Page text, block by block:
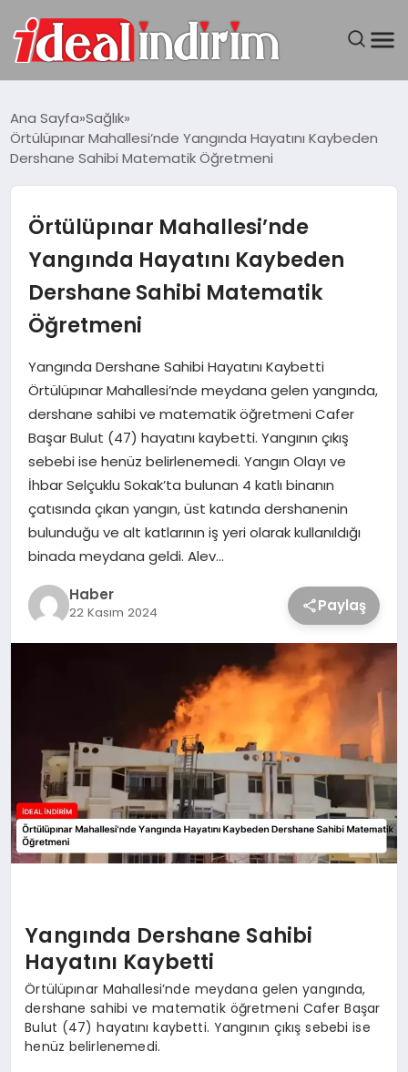
BILGISAYAR
TEKNOLOJI
YAŞAM
Ana Sayfa Sağlık
Örtülüpınar Mahallesi’nde Yangında Hayatını Kaybeden
Dershane Sahibi Matematik Öğretmeni
Örtülüpınar Mahallesi’nde
Yangında Hayatını Kaybeden
Dershane Sahibi Matematik
Öğretmeni
Yangında Dershane Sahibi Hayatını Kaybetti
Örtülüpınar Mahallesi’nde meydana gelen yangında,
dershane sahibi ve matematik öğretmeni Cafer
Başar Bulut (47) hayatını kaybetti. Yangının çıkış
sebebi ise henüz belirlenemedi. Yangın Olayı ve
İhbar Selçuklu Sokak’ta bulunan 4 katlı binanın
çatısında çıkan yangın, üst katında dershanenin
bulunduğu ve alt katlarının iş yeri olarak kullanıldığı
binada meydana geldi. Alev…
Haber
22 Kasım 2024 Paylaş
Yangında Dershane Sahibi
Hayatını Kaybetti
Örtülüpınar Mahallesi’nde meydana gelen yangında,
dershane sahibi ve matematik öğretmeni Cafer Başar
Bulut (47) hayatını kaybetti. Yangının çıkış sebebi ise
henüz belirlenemedi.